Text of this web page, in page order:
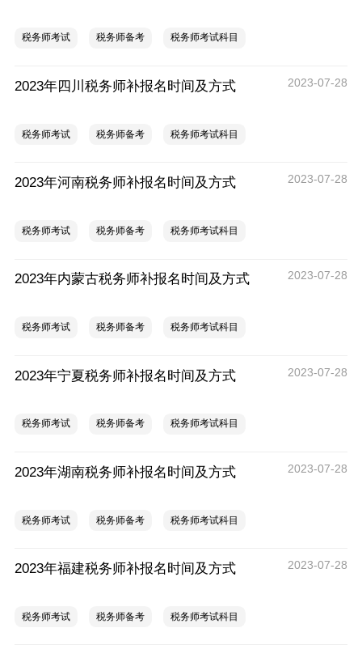
税务师考试 税务师备考 税务师考试科目
2023年四川税务师补报名时间及方式 2023-07-28
税务师考试 税务师备考 税务师考试科目
2023年河南税务师补报名时间及方式 2023-07-28
税务师考试 税务师备考 税务师考试科目
2023年内蒙古税务师补报名时间及方式 2023-07-28
税务师考试 税务师备考 税务师考试科目
2023年宁夏税务师补报名时间及方式 2023-07-28
税务师考试 税务师备考 税务师考试科目
2023年湖南税务师补报名时间及方式 2023-07-28
税务师考试 税务师备考 税务师考试科目
2023年福建税务师补报名时间及方式 2023-07-28
税务师考试 税务师备考 税务师考试科目